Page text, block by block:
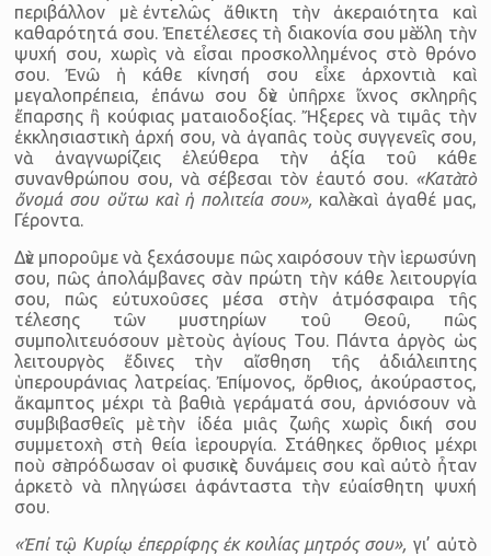
περιβάλλον μὲ ἐντελῶς ἄθικτη τὴν ἀκεραιότητα καὶ
καθαρότητά σου. Ἐπετέλεσες τὴ διακονία σου μὲ ὅλη τὴν
ψυχή σου, χωρὶς νὰ εἶσαι προσκολλημένος στὸ θρόνο
σου. Ἐνῶ ἡ κάθε κίνησή σου εἶχε ἀρχοντιὰ καὶ
μεγαλοπρέπεια, ἐπάνω σου δὲν ὑπῆρχε ἴχνος σκληρῆς
ἔπαρσης ἢ κούφιας ματαιοδοξίας. Ἤξερες νὰ τιμᾶς τὴν
ἐκκλησιαστικὴ ἀρχή σου, νὰ ἀγαπᾶς τοὺς συγγενεῖς σου,
νὰ ἀναγνωρίζεις ἐλεύθερα τὴν ἀξία τοῦ κάθε
συνανθρώπου σου, νὰ σέβεσαι τὸν ἐαυτό σου. «Κατὰ τὸ
ὄνομά σου οὕτω καὶ ἡ πολιτεία σου», καλὲ καὶ ἀγαθέ μας,
Γέροντα.
Δὲν μποροῦμε νὰ ξεχάσουμε πῶς χαιρόσουν τὴν ἱερωσύνη
σου, πῶς ἀπολάμβανες σὰν πρώτη τὴν κάθε λειτουργία
σου, πῶς εὐτυχοῦσες μέσα στὴν ἀτμόσφαιρα τῆς
τέλεσης τῶν μυστηρίων τοῦ Θεοῦ, πῶς
συμπολιτευόσουν μὲ τοὺς ἁγίους Του. Πάντα ἀργὸς ὡς
λειτουργὸς ἔδινες τὴν αἴσθηση τῆς ἀδιάλειπτης
ὑπερουράνιας λατρείας. Ἐπίμονος, ὄρθιος, ἀκούραστος,
ἄκαμπτος μέχρι τὰ βαθιὰ γεράματά σου, ἀρνιόσουν νὰ
συμβιβασθεῖς μὲ τὴν ἰδέα μιᾶς ζωῆς χωρὶς δική σου
συμμετοχὴ στὴ θεία ἱερουργία. Στάθηκες ὄρθιος μέχρι
ποὺ σὲ πρόδωσαν οἱ φυσικὲς δυνάμεις σου καὶ αὐτὸ ἦταν
ἀρκετὸ νὰ πληγώσει ἀφάνταστα τὴν εὐαίσθητη ψυχή
σου.
«Ἐπἰ τῷ Κυρίῳ ἐπερρίφης ἐκ κοιλίας μητρός σου», γι’ αὐτὸ